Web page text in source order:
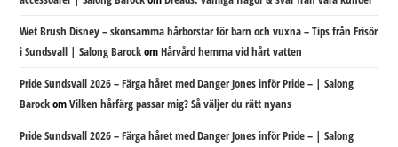
Wet Brush Disney – skonsamma hårborstar för barn och vuxna – Tips från Frisör
i Sundsvall | Salong BarockomHårvård hemma vid hårt vatten
Pride Sundsvall 2026 – Färga håret med Danger Jones inför Pride – | Salong
BarockomVilken hårfärg passar mig? Så väljer du rätt nyans
Pride Sundsvall 2026 – Färga håret med Danger Jones inför Pride – | Salong